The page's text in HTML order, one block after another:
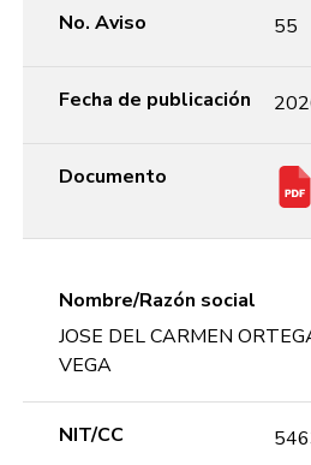
No. Aviso 55
Fecha de publicación
Documento
Nombre/Razón social
JOSE DEL CARMEN
VEGA
NIT/CC